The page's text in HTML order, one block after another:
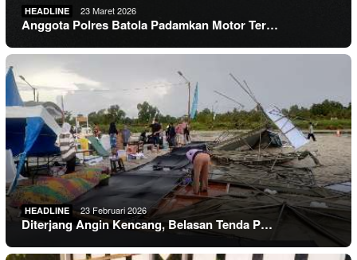
HEADLINE 23 Maret 2026
Anggota Polres Batola Padamkan Motor Ter…
HEADLINE 23 Februari 2026
Diterjang Angin Kencang, Belasan Tenda P…